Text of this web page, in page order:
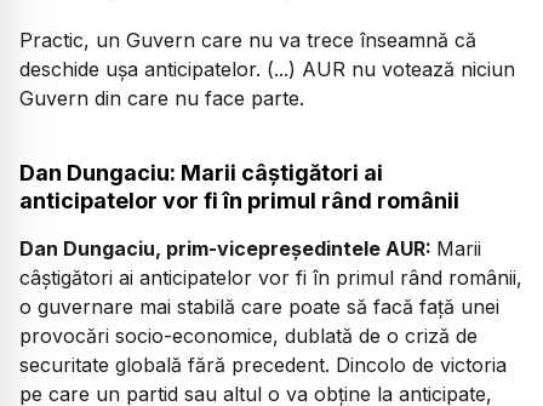
Practic, un Guvern care nu va trece înseamnă că
deschide ușa anticipatelor. (...) AUR nu votează niciun
Guvern din care nu face parte.
Dan Dungaciu: Marii câștigători ai
anticipatelor vor fi în primul rând românii
Dan Dungaciu, prim-vicepreședintele AUR: Marii
câștigători ai anticipatelor vor fi în primul rând românii,
o guvernare mai stabilă care poate să facă față unei
provocări socio-economice, dublată de o criză de
securitate globală fără precedent. Dincolo de victoria
pe care un partid sau altul o va obține la anticipate,